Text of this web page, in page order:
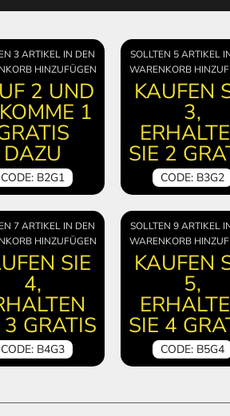
3 ARTIKEL IN DEN
HINZUFÜGEN
2 UND
1
DAZU
CODE: B2G1
SOLLTEN 5 ARTIKEL
WARENKORB
KAUFEN
3,
SIE 2
CODE: B3G2
7 ARTIKEL IN DEN
HINZUFÜGEN
SIE
4,
3 GRATIS
CODE: B4G3
SOLLTEN 9 ARTIKEL
WARENKORB
KAUFEN
5,
SIE 4
CODE: B5G4